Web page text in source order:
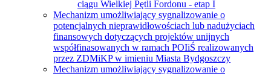
ciągu Wielkiej Pętli Fordonu - etap I
Mechanizm umożliwiający sygnalizowanie o
potencjalnych nieprawidłowościach lub nadużyciach
finansowych dotyczących projektów unijnych
współfinasowanych w ramach POIiŚ realizowanych
przez ZDMiKP w imieniu Miasta Bydgoszczy
Mechanizm umożliwiający sygnalizowanie o